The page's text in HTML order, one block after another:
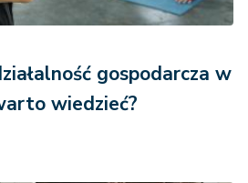
gospodarcza w
wiedzieć?